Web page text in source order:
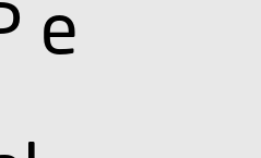
de